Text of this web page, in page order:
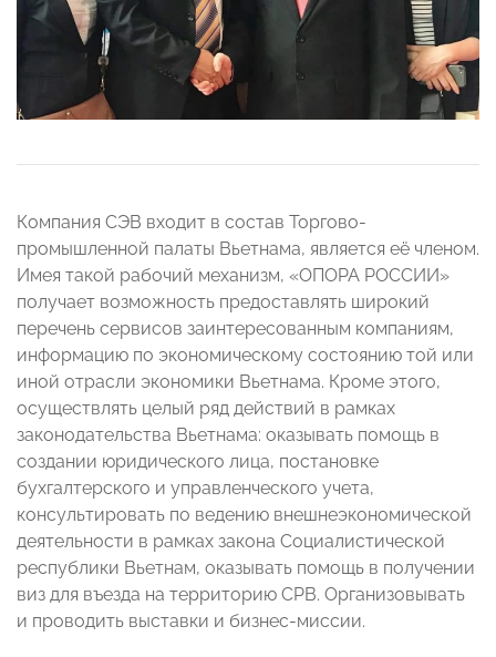
Компания СЭВ входит в состав Торгово-
промышленной палаты Вьетнама, является её членом.
Имея такой рабочий механизм, «ОПОРА РОССИИ»
получает возможность предоставлять широкий
перечень сервисов заинтересованным компаниям,
информацию по экономическому состоянию той или
иной отрасли экономики Вьетнама. Кроме этого,
осуществлять целый ряд действий в рамках
законодательства Вьетнама: оказывать помощь в
создании юридического лица, постановке
бухгалтерского и управленческого учета,
консультировать по ведению внешнеэкономической
деятельности в рамках закона Социалистической
республики Вьетнам, оказывать помощь в получении
виз для въезда на территорию СРВ. Организовывать
и проводить выставки и бизнес-миссии.